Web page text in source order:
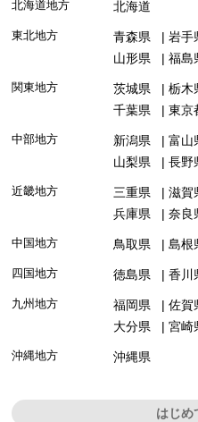
北海道地方 北海道
東北地方 青森県 岩手
山形県
福島
関東地方 茨城県 栃木
千葉県
東京
中部地方 新潟県 富山
山梨県
長野
近畿地方 三重県 滋賀
兵庫県
奈良
中国地方 鳥取県 島根
四国地方 徳島県 香川
九州地方 福岡県 佐賀
大分県
宮崎
沖縄地方 沖縄県
はじめ